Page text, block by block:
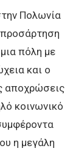
Πολωνία
πόλη με
και ο
αποχρώσεις
κοινωνικό
η μεγάλη